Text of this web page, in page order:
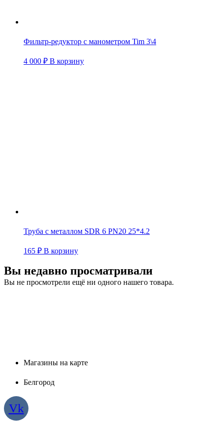
Фильтр-редуктор с манометром Tim 3\4
4 000 ₽ В корзину
Труба с металлом SDR 6 PN20 25*4.2
165 ₽ В корзину
Вы недавно просматривали
Вы не просмотрели ещё ни одного нашего товара.
Магазины на карте
Белгород
Vk